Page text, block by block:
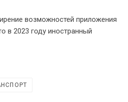
возможностей приложения
в 2023 году иностранный